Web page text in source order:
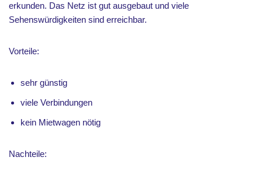
erkunden. Das Netz ist gut ausgebaut und viele
Sehenswürdigkeiten sind erreichbar.
Vorteile:
sehr günstig
viele Verbindungen
kein Mietwagen nötig
Nachteile: